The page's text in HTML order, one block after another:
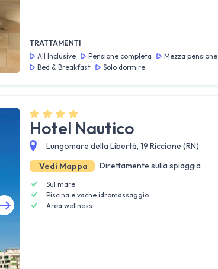
TRATTAMENTI
All Inclusive
Pensione completa
Mezza pensione
Bed & Breakfast
Solo dormire
Hotel Nautico
Lungomare della Libertà, 19 Riccione (RN)
Vedi Mappa
Direttamente sulla spiaggia
Sul mare
Piscina e vache idromassaggio
Area wellness